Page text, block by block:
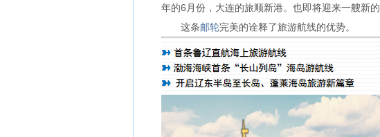
年的6月份，大连的旅顺新港。也即将迎来一艘新的
这条邮轮完美的诠释了旅游航线的优势。